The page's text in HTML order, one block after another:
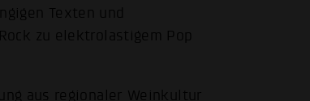
Texten und
zu elektrolastigem Pop
aus regionaler Weinkultur